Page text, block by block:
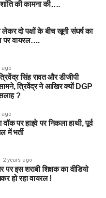
की कामना की….
दो पक्षों के बीच खूनी संघर्ष का
पर वायरल….
ago
सिंह रावत और डीजीपी
त्रिवेंद्र ने आखिर क्यों DGP
?
ago
पर हाइवे पर निकला हाथी, पूर्व
में भर्ती
2 years ago
इस शराबी शिक्षक का वीडियो
हो रहा वायरल !